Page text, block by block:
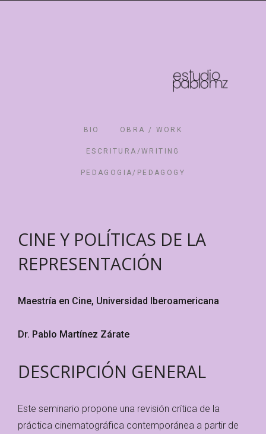
BIO OBRA / WORK
ESCRITURA/WRITING
PEDAGOGIA/PEDAGOGY
CINE Y POLÍTICAS DE LA
REPRESENTACIÓN
Maestría en Cine, Universidad Iberoamericana
Dr. Pablo Martínez Zárate
DESCRIPCIÓN GENERAL
Este seminario propone una revisión crítica de la
práctica cinematográfica contemporánea a partir de